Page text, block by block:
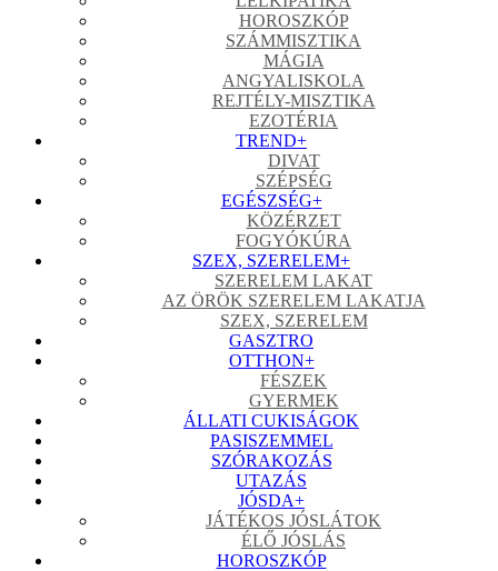
HOROSZKÓP
SZÁMMISZTIKA
MÁGIA
ANGYALISKOLA
REJTÉLY-MISZTIKA
EZOTÉRIA
TREND+
DIVAT
SZÉPSÉG
EGÉSZSÉG+
KÖZÉRZET
FOGYÓKÚRA
SZEX, SZERELEM+
SZERELEM LAKAT
AZ ÖRÖK SZERELEM LAKATJA
SZEX, SZERELEM
GASZTRO
OTTHON+
FÉSZEK
GYERMEK
ÁLLATI CUKISÁGOK
PASISZEMMEL
SZÓRAKOZÁS
UTAZÁS
JÓSDA+
JÁTÉKOS JÓSLÁTOK
ÉLŐ JÓSLÁS
HOROSZKÓP